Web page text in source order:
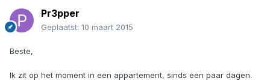
Pr3pper
Geplaatst: 10 maart 2015
Beste,
Ik zit op het moment in een appartement, sinds een paar dagen.